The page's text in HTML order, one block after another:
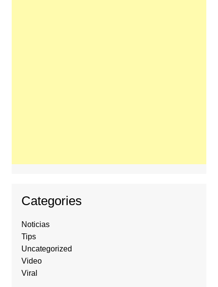
Categories
Noticias
Tips
Uncategorized
Video
Viral